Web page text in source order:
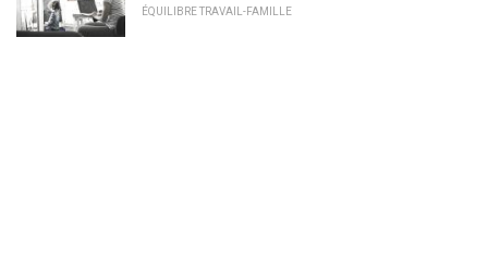
ÉQUILIBRE TRAVAIL-FAMILLE